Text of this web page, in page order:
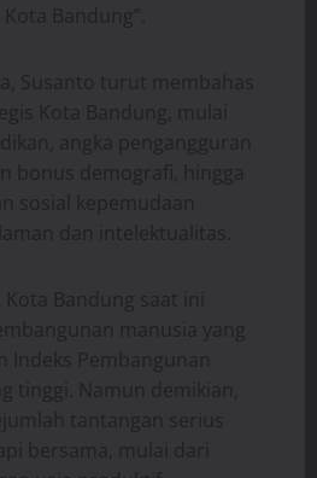
Bandung”.
Susanto turut membahas
Kota Bandung, mulai
angka pengangguran
bonus demografi, hingga
sosial kepemudaan
dan intelektualitas.
Bandung saat ini
manusia yang
Indeks Pembangunan
tinggi. Namun demikian,
tantangan serius
bersama, mulai dari